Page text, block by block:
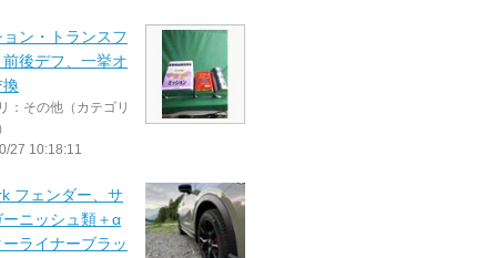
ン・トランスフ
後デフ、一挙オ
換
：その他（カテゴリ
27 10:18:11
フェンダー、サ
ニッシュ類＋α
ライナーブラッ